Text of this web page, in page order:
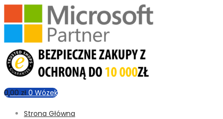
0,00 zł 0 Wózek
Strona Główna